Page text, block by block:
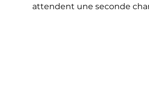
attendent une seconde